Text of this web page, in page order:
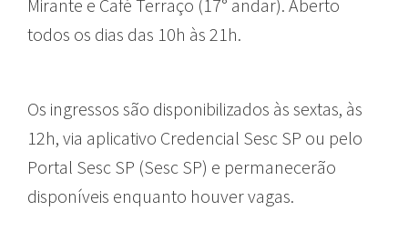
Mirante e Café Terraço (17° andar). Aberto
todos os dias das 10h às 21h.
Os ingressos são disponibilizados às sextas, às
12h, via aplicativo Credencial Sesc SP ou pelo
Portal Sesc SP (Sesc SP) e permanecerão
disponíveis enquanto houver vagas.